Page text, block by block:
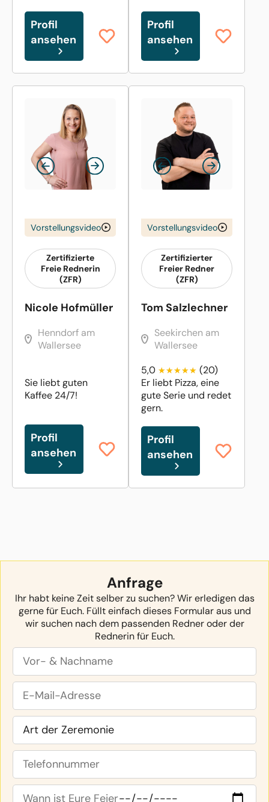
Profil
ansehen
Profil
ansehen
Vorstellungsvideo
Zertifizierte
Freie Rednerin
(ZFR)
Nicole Hofmüller
Henndorf am
Wallersee
Sie liebt guten
Kaffee 24/7!
Profil
ansehen
Vorstellungsvideo
Zertifizierter
Freier Redner
(ZFR)
Tom Salzlechner
Seekirchen am
Wallersee
5,0
(20)
Er liebt Pizza, eine
gute Serie und redet
gern.
Profil
ansehen
Anfrage
Ihr habt keine Zeit selber zu suchen? Wir erledigen das
gerne für Euch. Füllt einfach dieses Formular aus und
wir suchen nach dem passenden Redner oder der
Rednerin für Euch.